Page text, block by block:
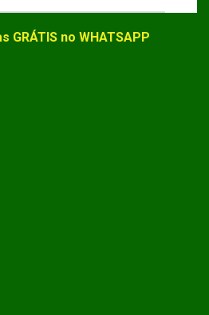
GRÁTIS no WHATSAPP